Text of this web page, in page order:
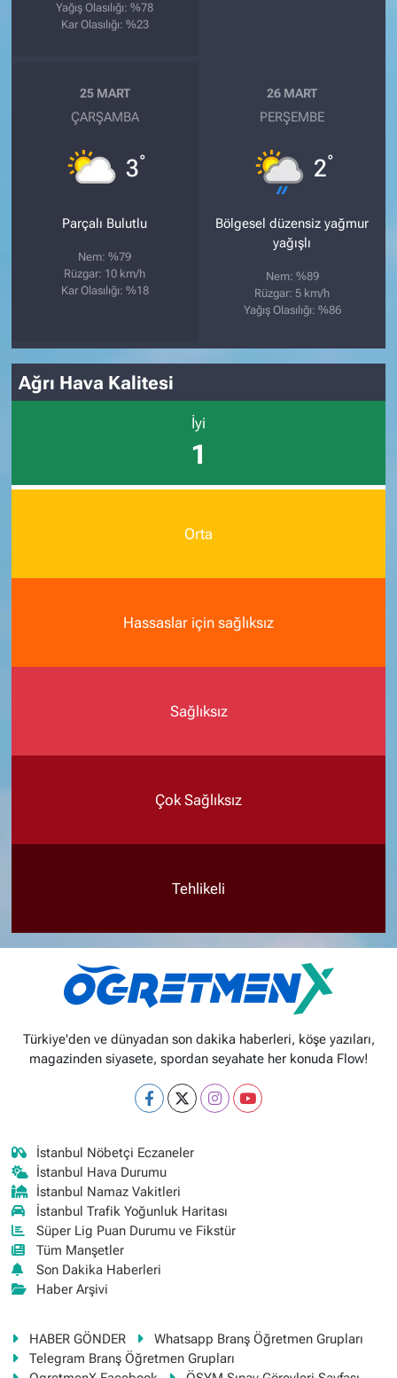
Yağış Olasılığı: %78
Kar Olasılığı: %23
25 MART
ÇARŞAMBA
3°
Parçalı Bulutlu
Nem: %79
Rüzgar: 10 km/h
Kar Olasılığı: %18
26 MART
PERŞEMBE
2°
Bölgesel düzensiz yağmur
yağışlı
Nem: %89
Rüzgar: 5 km/h
Yağış Olasılığı: %86
Ağrı Hava Kalitesi
İyi
1
Orta
Hassaslar için sağlıksız
Sağlıksız
Çok Sağlıksız
Tehlikeli
Türkiye'den ve dünyadan son dakika haberleri, köşe yazıları,
magazinden siyasete, spordan seyahate her konuda Flow!
İstanbul Nöbetçi Eczaneler
İstanbul Hava Durumu
İstanbul Namaz Vakitleri
İstanbul Trafik Yoğunluk Haritası
Süper Lig Puan Durumu ve Fikstür
Tüm Manşetler
Son Dakika Haberleri
Haber Arşivi
HABER GÖNDER
Whatsapp Branş Öğretmen Grupları
Telegram Branş Öğretmen Grupları